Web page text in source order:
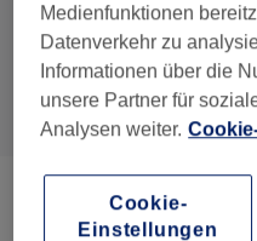
Alle
Gesichtsbehandlungen
Medienfunktionen
Datenverkehr zu
Informationen über die
unsere Partner für
Analysen weiter.
Cookie-
Einstellungen